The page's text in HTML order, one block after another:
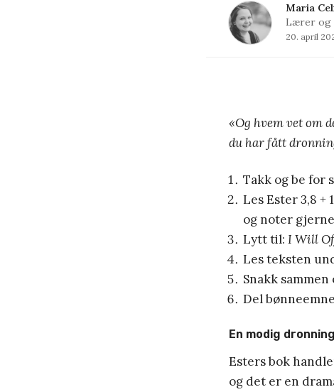
Maria
Lærer og
20. april
«Og hvem vet om
du har fått
Takk og be for
Les Ester 3,8 +
og noter
Lytt til: I Will
Les teksten
Snakk
Del
En modig dronning
Esters bok
og det er en